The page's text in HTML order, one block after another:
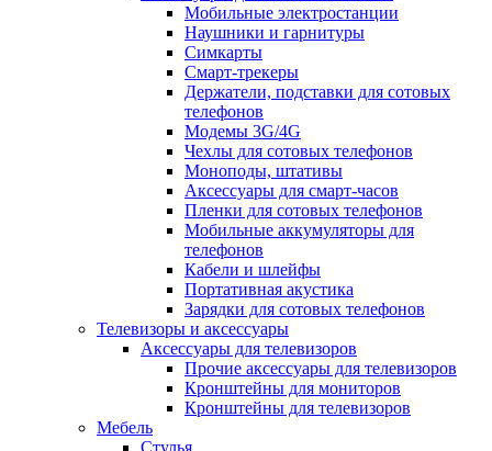
Мобильные электростанции
Наушники и гарнитуры
Симкарты
Смарт-трекеры
Держатели, подставки для сотовых
телефонов
Модемы 3G/4G
Чехлы для сотовых телефонов
Моноподы, штативы
Аксессуары для смарт-часов
Пленки для сотовых телефонов
Мобильные аккумуляторы для
телефонов
Кабели и шлейфы
Портативная акустика
Зарядки для сотовых телефонов
Телевизоры и аксессуары
Аксессуары для телевизоров
Прочие аксессуары для телевизоров
Кронштейны для мониторов
Кронштейны для телевизоров
Мебель
Стулья